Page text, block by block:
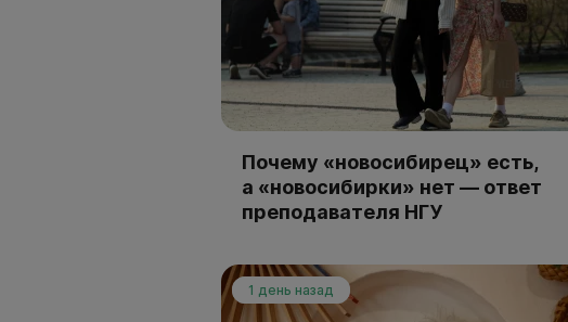
Почему «новосибирец» есть,
а «новосибирки» нет — ответ
преподавателя НГУ
1 день назад